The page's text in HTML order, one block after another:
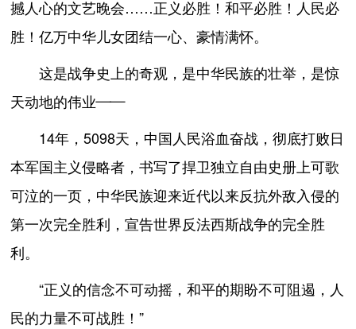
撼人心的文艺晚会……正义必胜！和平必胜！人民必
胜！亿万中华儿女团结一心、豪情满怀。
这是战争史上的奇观，是中华民族的壮举，是惊
天动地的伟业——
14年，5098天，中国人民浴血奋战，彻底打败日
本军国主义侵略者，书写了捍卫独立自由史册上可歌
可泣的一页，中华民族迎来近代以来反抗外敌入侵的
第一次完全胜利，宣告世界反法西斯战争的完全胜
利。
“正义的信念不可动摇，和平的期盼不可阻遏，人
民的力量不可战胜！”